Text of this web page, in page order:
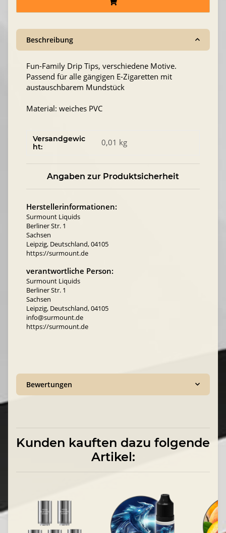
Beschreibung
Fun-Family Drip Tips, verschiedene Motive.
Passend für alle gängigen E-Zigaretten mit
austauschbarem Mundstück
Material: weiches PVC
Versandgewic
ht:
0,01 kg
Angaben zur Produktsicherheit
Herstellerinformationen:
Surmount Liquids
Berliner Str. 1
Sachsen
Leipzig, Deutschland, 04105
https://surmount.de
verantwortliche Person:
Surmount Liquids
Berliner Str. 1
Sachsen
Leipzig, Deutschland, 04105
info@surmount.de
https://surmount.de
Bewertungen
Kunden kauften dazu folgende
Artikel: